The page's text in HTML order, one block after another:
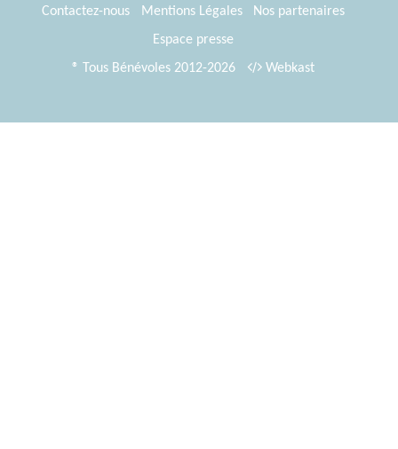
Contactez-nous
Mentions Légales
Nos partenaires
Espace presse
® Tous Bénévoles 2012-2026
Webkast